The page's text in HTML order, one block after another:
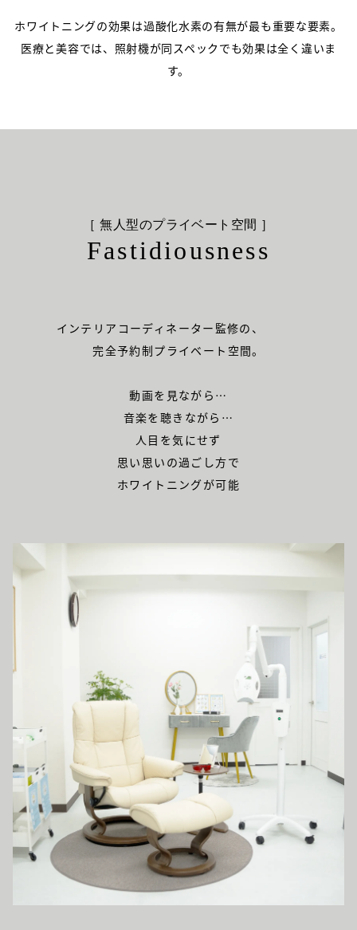
ホワイトニングの効果は過酸化水素の有無が最も重要な要素。
医療と美容では、照射機が同スペックでも効果は全く違いま
す。
［ 無人型のプライベート空間 ］
Fastidiousness
インテリアコーディネーター監修の、
完全予約制プライベート空間。
動画を見ながら…
音楽を聴きながら…
人目を気にせず
思い思いの過ごし方で
ホワイトニングが可能